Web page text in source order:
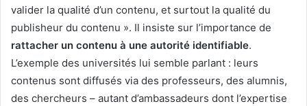
valider la qualité d’un contenu, et surtout la qualité du
publisheur du contenu ». Il insiste sur l’importance de
rattacher un contenu à une autorité identifiable.
L’exemple des universités lui semble parlant : leurs
contenus sont diffusés via des professeurs, des alumnis,
des chercheurs – autant d’ambassadeurs dont l’expertise